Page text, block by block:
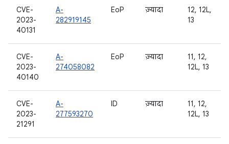
CVE-
2023-
40131
A-
282919145
EoP ज़्यादा
12, 12L,
13
CVE-
2023-
40140
A-
274058082
EoP ज़्यादा
11, 12,
12L, 13
CVE-
2023-
21291
A-
277593270
ID ज़्यादा
11, 12,
12L, 13